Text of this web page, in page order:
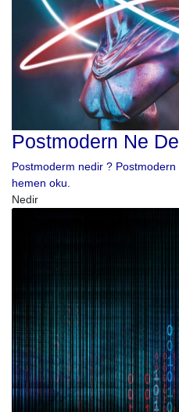
Postmodern Ne
Postmoderm nedir ?
hemen oku.
Nedir